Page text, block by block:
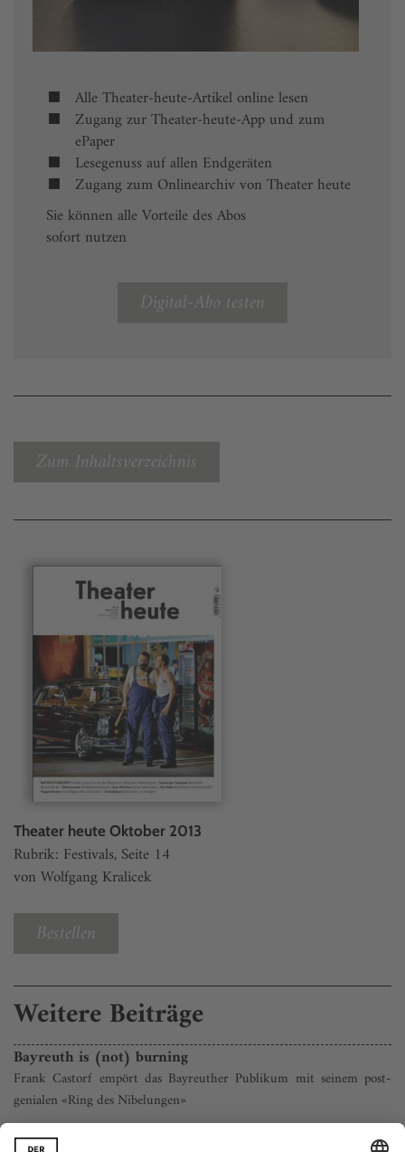
Alle Theater-heute-Artikel online lesen
Zugang zur Theater-heute-App und zum
ePaper
Lesegenuss auf allen Endgeräten
Zugang zum Onlinearchiv von Theater heute
Sie können alle Vorteile des Abos
sofort nutzen
Digital-Abo testen
Zum Inhaltsverzeichnis
Theater heute Oktober 2013
Rubrik: Festivals, Seite 14
von Wolfgang Kralicek
Bestellen
Weitere Beiträge
Bayreuth is (not) burning
Frank Castorf empört das Bayreuther Publikum mit seinem post-
genialen «Ring des Nibelungen»
In Bayreuth ist auch der Zuschauer anschauenswerth, es ist